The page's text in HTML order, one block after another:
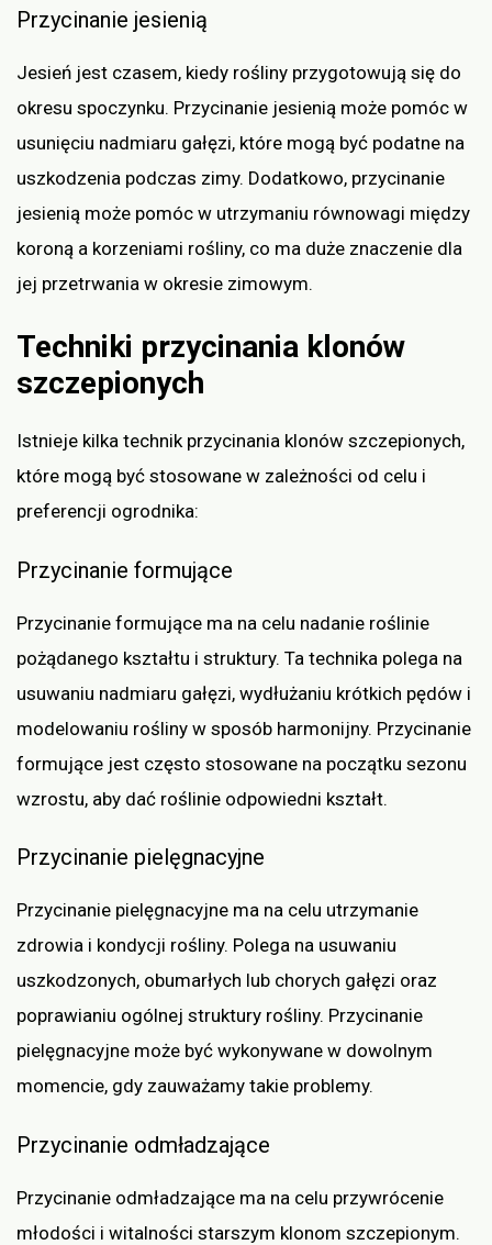
Przycinanie jesienią
Jesień jest czasem, kiedy rośliny przygotowują się do
okresu spoczynku. Przycinanie jesienią może pomóc w
usunięciu nadmiaru gałęzi, które mogą być podatne na
uszkodzenia podczas zimy. Dodatkowo, przycinanie
jesienią może pomóc w utrzymaniu równowagi między
koroną a korzeniami rośliny, co ma duże znaczenie dla
jej przetrwania w okresie zimowym.
Techniki przycinania klonów
szczepionych
Istnieje kilka technik przycinania klonów szczepionych,
które mogą być stosowane w zależności od celu i
preferencji ogrodnika:
Przycinanie formujące
Przycinanie formujące ma na celu nadanie roślinie
pożądanego kształtu i struktury. Ta technika polega na
usuwaniu nadmiaru gałęzi, wydłużaniu krótkich pędów i
modelowaniu rośliny w sposób harmonijny. Przycinanie
formujące jest często stosowane na początku sezonu
wzrostu, aby dać roślinie odpowiedni kształt.
Przycinanie pielęgnacyjne
Przycinanie pielęgnacyjne ma na celu utrzymanie
zdrowia i kondycji rośliny. Polega na usuwaniu
uszkodzonych, obumarłych lub chorych gałęzi oraz
poprawianiu ogólnej struktury rośliny. Przycinanie
pielęgnacyjne może być wykonywane w dowolnym
momencie, gdy zauważamy takie problemy.
Przycinanie odmładzające
Przycinanie odmładzające ma na celu przywrócenie
młodości i witalności starszym klonom szczepionym.